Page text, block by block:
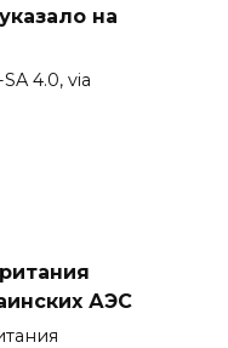
на
4.0, via
АЭС